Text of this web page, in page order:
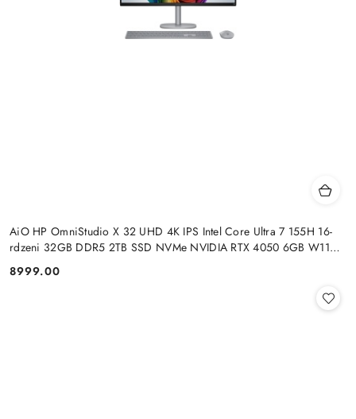
AiO HP OmniStudio X 32 UHD 4K IPS Intel Core Ultra 7 155H 16-
rdzeni 32GB DDR5 2TB SSD NVMe NVIDIA RTX 4050 6GB W11
Cena:
8999.00